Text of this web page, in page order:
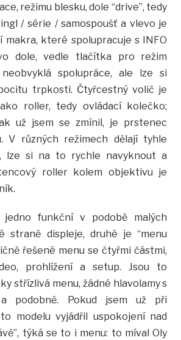
režimu blesku, dole “drive”, tedy
/ série / samospoušť a vlevo je
makra, které spolupracuje s INFO
dole, vedle tlačítka pro režim
spolupráce, ale lze si
trpkosti. Čtyřcestný volič je
roller, tedy ovládací kolečko;
už jsem se zmínil, je prstenec
V různých režimech dělají tyhle
lze si na to rychle navyknout a
roller kolem objektivu je
jedno funkční v podobě malých
straně displeje, druhé je “menu
řešené menu se čtyřmi částmi,
prohlížení a setup. Jsou to
střízlivá menu, žádné hlavolamy s
podobně. Pokud jsem už při
modelu vyjádřil uspokojení nad
týká se to i menu: to míval Oly